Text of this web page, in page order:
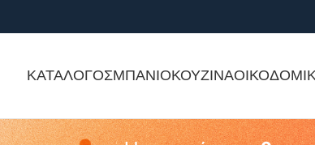
ΚΑΤΑΛΟΓΟΣΜΠΑΝΙΟΚΟΥΖΙΝΑ